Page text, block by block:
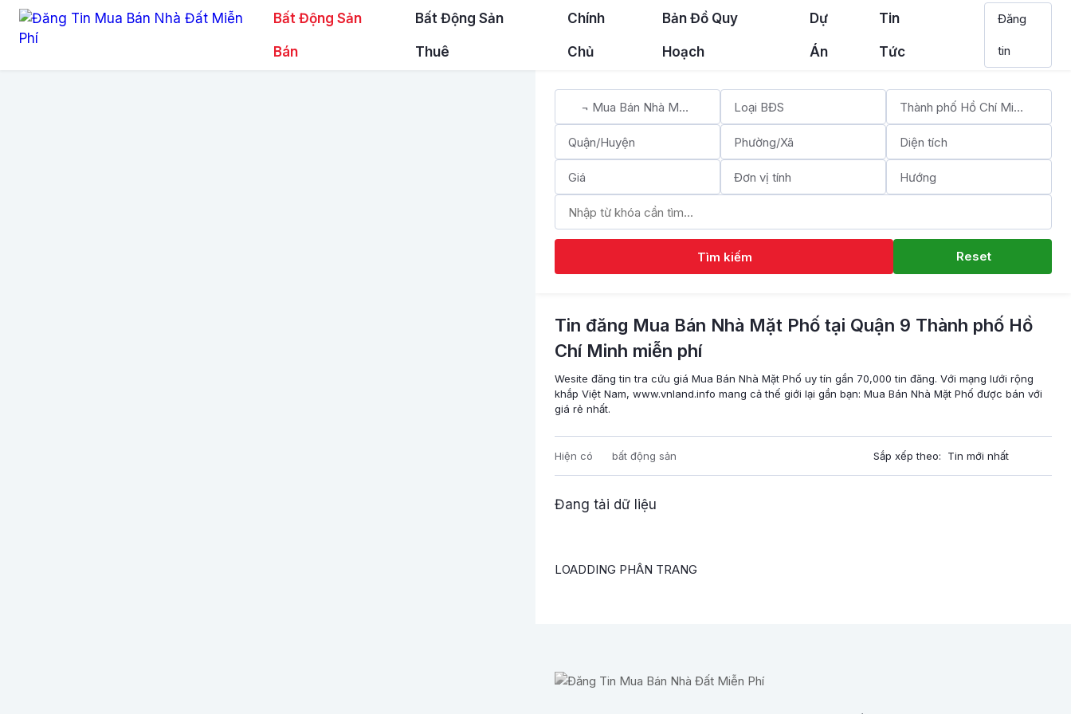
Bất Động Sản
Bán
Bất Động Sản
Thuê
Chính
Chủ
Bản Đồ Quy
Hoạch
Dự
Án
Tin
Tức
Đăng
tin
Tìm kiếm Reset
Tin đăng Mua Bán Nhà Mặt Phố tại Quận 9 Thành phố Hồ
Chí Minh miễn phí
Wesite đăng tin tra cứu giá Mua Bán Nhà Mặt Phố uy tín gần 70,000 tin đăng. Với mạng lưới rộng
khắp Việt Nam, www.vnland.info mang cả thế giới lại gần bạn: Mua Bán Nhà Mặt Phố được bán với
giá rẻ nhất.
Hiện có bất động sản Sắp xếp theo:
Đang tải dữ liệu
LOADDING PHÂN TRANG